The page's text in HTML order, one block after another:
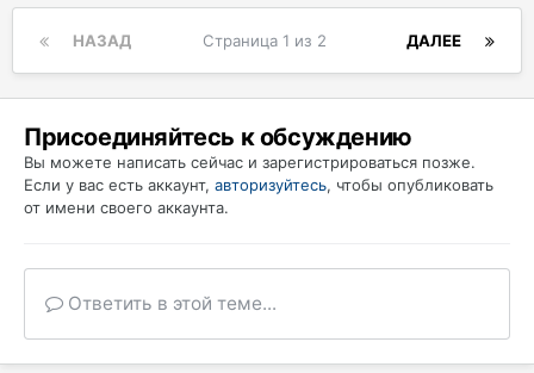
НАЗАД ДАЛЕЕ
Страница 1 из 2
Присоединяйтесь к обсуждению
Вы можете написать сейчас и зарегистрироваться позже.
Если у вас есть аккаунт, авторизуйтесь, чтобы опубликовать
от имени своего аккаунта.
Ответить в этой теме...